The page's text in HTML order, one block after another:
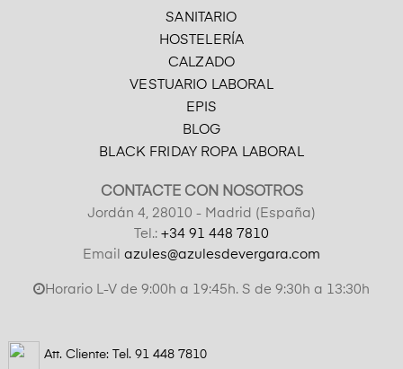
SANITARIO
HOSTELERÍA
CALZADO
VESTUARIO LABORAL
EPIS
BLOG
BLACK FRIDAY ROPA LABORAL
CONTACTE CON NOSOTROS
Jordán 4, 28010 - Madrid (España)
Tel.: +34 91 448 7810
Email azules@azulesdevergara.com
Horario L-V de 9:00h a 19:45h. S de 9:30h a 13:30h
Att. Cliente: Tel. 91 448 7810